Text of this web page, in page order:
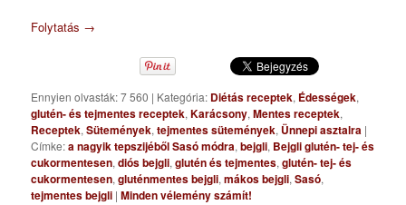
Folytatás →
Ennyien olvasták: 7 560 | Kategória: Diétás receptek, Édességek,
glutén- és tejmentes receptek,Karácsony,Mentes receptek,
Receptek,Sütemények,tejmentes sütemények, Ünnepi asztalra |
Címke:a nagyik tepszijéből Sasó módra,bejgli, Bejgli glutén- tej- és
cukormentesen,diós bejgli,glutén és tejmentes,glutén- tej- és
cukormentesen,gluténmentes bejgli,mákos bejgli,Sasó,
tejmentes bejgli |Minden vélemény számít!